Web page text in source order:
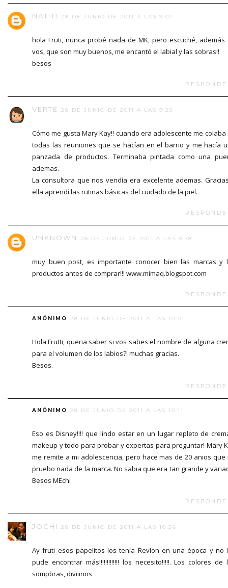
NATITI 28 DE JUNIO DE 2011 A LAS 9:07
hola Fruti, nunca probé nada de MK, pero escuché, además
vos, que son muy buenos, me encantó el labial y las sobras!!
besos
VERTE 28 DE JUNIO DE 2011 A LAS 9:25
Cómo me gusta Mary Kay!! cuando era adolescente me colaba
todas las reuniones que se hacían en el barrio y me hacía
panzada de productos. Terminaba pintada como una
ademas.
La consultora que nos vendía era excelente ademas.
ella aprendí las rutinas básicas del cuidado de la piel.
UNKNOWN 28 DE JUNIO DE 2011 A LAS 9:58
muy buen post, es importante conocer bien las marcas y
productos antes de comprar!!! www.mimaq.blogspot.com
ANÓNIMO 28 DE JUNIO DE 2011 A LAS 10:01
Hola Frutti, queria saber si vos sabes el nombre de alguna
para el volumen de los labios?! muchas gracias.
Besos.
ANÓNIMO 28 DE JUNIO DE 2011 A LAS 10:11
Eso es Disney!!!! que lindo estar en un lugar repleto de
makeup y todo para probar y expertas para preguntar! Mary
me remite a mi adolescencia, pero hace mas de 20 anios que
pruebo nada de la marca. No sabia que era tan grande y
Besos MEchi
JOCHI 28 DE JUNIO DE 2011 A LAS 10:26
Ay fruti esos papelitos los tenía Revlon en una época y no
pude encontrar más!!!!!!!!!!!!! los necesito!!!!!. Los colores de
sompbras, diviiinos